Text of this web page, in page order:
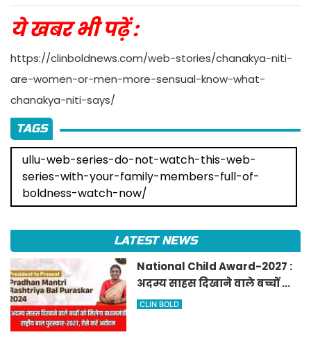
ये खबर भी पढ़ें :
https://clinboldnews.com/web-stories/chanakya-niti-
are-women-or-men-more-sensual-know-what-
chanakya-niti-says/
TAGS
ullu-web-series-do-not-watch-this-web-
series-with-your-family-members-full-of-
boldness-watch-now/
LATEST NEWS
National Child Award-2027 :
अदम्य साहस दिखाने वाले बच्चों को
मिलेगा प्रधानमंत्री राष्ट्रीय बाल
CLIN BOLD